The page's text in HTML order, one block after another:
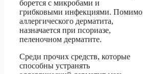
борется с микробами и
грибковыми инфекциями. Помимо
аллергического дерматита,
назначается при псориазе,
пеленочном дерматите.
Среди прочих средств, которые
способны устранять